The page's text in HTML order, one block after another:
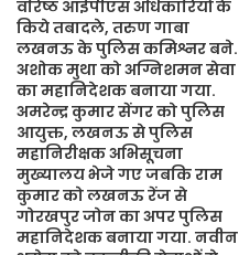
वरिष्ठ आईपीएस अधिकारियों के
किये तबादले, तरुण गाबा
लखनऊ के पुलिस कमिश्नर बने.
अशोक मुथा को अग्निशमन सेवा
का महानिदेशक बनाया गया.
अमरेन्द्र कुमार सेंगर को पुलिस
आयुक्त, लखनऊ से पुलिस
महानिरीक्षक अभिसूचना
मुख्यालय भेजे गए जबकि राम
कुमार को लखनऊ रेंज से
गोरखपुर जोन का अपर पुलिस
महानिदेशक बनाया गया. नवीन